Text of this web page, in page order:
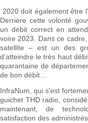
2020 doit également être
Derrière cette volonté
un débit correct en
voire 2023. Dans ce
satellite – est un des
d'atteindre le très haut
quarantaine de
de bon débit…
InfraNum, qui s'est
guichet THD radio,
maintenant, de
satisfaction des